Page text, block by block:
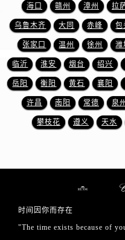
海口 赣州 漳州 拉
乌鲁木齐 大同 赤峰 包
张家口 温州 徐州 潍
临沂 淮安 烟台 绍兴
岳阳 衡阳 黄石 襄阳
许昌 南阳 常德 泉州
攀枝花 遵义 天水
时间因你而存在
"The time exists because of